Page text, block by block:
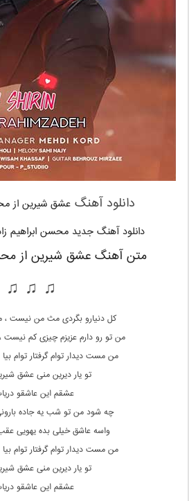
دانلود آهنگعشق شیرین از
دانلود آهنگ جدید محسن ابراهیم
متن آهنگ عشق شیرین از
♫ ♫ ♫
کل دنیارو بگردی مث من نیست
من تو رو دارم عزیزم چیزی کم
من مست دیدار توام گرفتار توام بیا
تو یار دیرین منی عشق
عشقم این عاشقو
چه شود من تو شب یه جاده
واسه عاشق خیلی بده یهویی
من مست دیدار توام گرفتار توام بیا
تو یار دیرین منی عشق
عشقم این عاشقو